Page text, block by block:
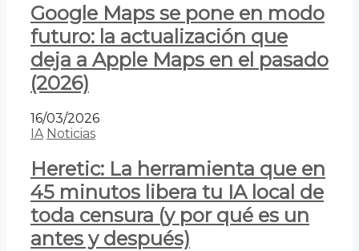
Google Maps se pone en modo
futuro: la actualización que
deja a Apple Maps en el pasado
(2026)
16/03/2026
IA Noticias
Heretic: La herramienta que en
45 minutos libera tu IA local de
toda censura (y por qué es un
antes y después)